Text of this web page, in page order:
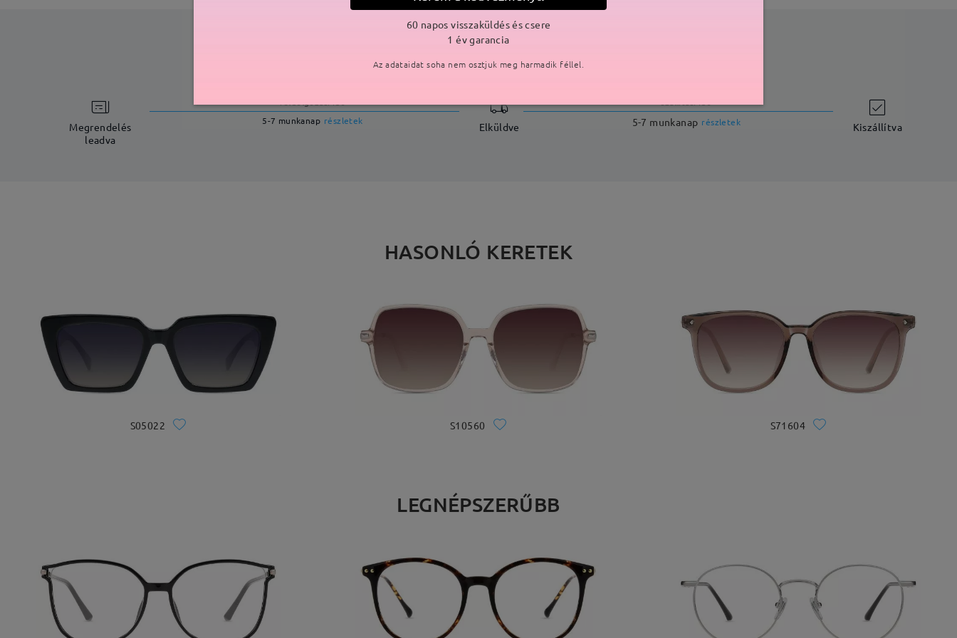
SZÁLLÍTÁS
Megrendelés
leadva
feldolgozási idő
5-7 munkanap részletek Elküldve
szállítási idő
5-7 munkanap részletek Kiszállítva
HASONLÓ KERETEK
S05022 S10560 S71604
LEGNÉPSZERŰBB
60 napos visszaküldés és csere
1 év garancia
Az adataidat soha nem osztjuk meg harmadik féllel.